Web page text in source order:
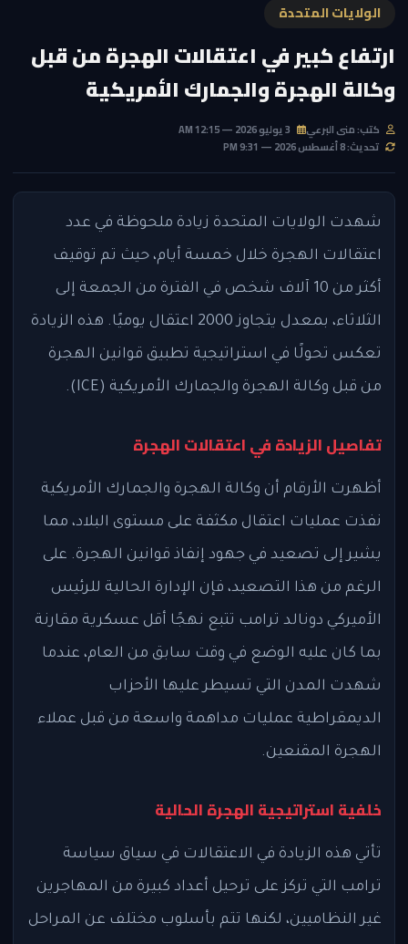
الولايات المتحدة
ارتفاع كبير في اعتقالات الهجرة من قبل
وكالة الهجرة والجمارك الأمريكية
كتب: منى البرعي
تحديث: 8 أغسطس 2026 — 9:31 PM
شهدت الولايات المتحدة زيادة ملحوظة في عدد
اعتقالات الهجرة خلال خمسة أيام، حيث تم توقيف
أكثر من 10 آلاف شخص في الفترة من الجمعة إلى
الثلاثاء، بمعدل يتجاوز 2000 اعتقال يوميًا. هذه الزيادة
تعكس تحولًا في استراتيجية تطبيق قوانين الهجرة
من قبل وكالة الهجرة والجمارك الأمريكية (ICE).
تفاصيل الزيادة في اعتقالات الهجرة
أظهرت الأرقام أن وكالة الهجرة والجمارك الأمريكية
نفذت عمليات اعتقال مكثفة على مستوى البلاد، مما
يشير إلى تصعيد في جهود إنفاذ قوانين الهجرة. على
الرغم من هذا التصعيد، فإن الإدارة الحالية للرئيس
الأميركي دونالد ترامب تتبع نهجًا أقل عسكرية مقارنة
بما كان عليه الوضع في وقت سابق من العام، عندما
شهدت المدن التي تسيطر عليها الأحزاب
الديمقراطية عمليات مداهمة واسعة من قبل عملاء
الهجرة المقنعين.
خلفية استراتيجية الهجرة الحالية
تأتي هذه الزيادة في الاعتقالات في سياق سياسة
ترامب التي تركز على ترحيل أعداد كبيرة من المهاجرين
غير النظاميين، لكنها تتم بأسلوب مختلف عن المراحل